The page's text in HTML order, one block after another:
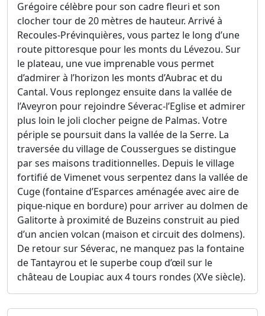
Grégoire célèbre pour son cadre fleuri et son
clocher tour de 20 mètres de hauteur. Arrivé à
Recoules-Prévinquières, vous partez le long d’une
route pittoresque pour les monts du Lévezou. Sur
le plateau, une vue imprenable vous permet
d’admirer à l’horizon les monts d’Aubrac et du
Cantal. Vous replongez ensuite dans la vallée de
l’Aveyron pour rejoindre Séverac-l’Eglise et admirer
plus loin le joli clocher peigne de Palmas. Votre
périple se poursuit dans la vallée de la Serre. La
traversée du village de Coussergues se distingue
par ses maisons traditionnelles. Depuis le village
fortifié de Vimenet vous serpentez dans la vallée de
Cuge (fontaine d’Esparces aménagée avec aire de
pique-nique en bordure) pour arriver au dolmen de
Galitorte à proximité de Buzeins construit au pied
d’un ancien volcan (maison et circuit des dolmens).
De retour sur Séverac, ne manquez pas la fontaine
de Tantayrou et le superbe coup d’œil sur le
château de Loupiac aux 4 tours rondes (XVe siècle).